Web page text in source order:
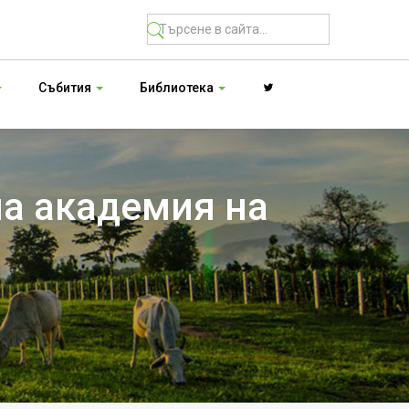
Събития Библиотека
академия на